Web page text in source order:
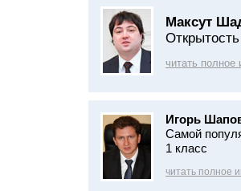
Максут
читать полное
Игорь
Самой
1 класс
читать полное